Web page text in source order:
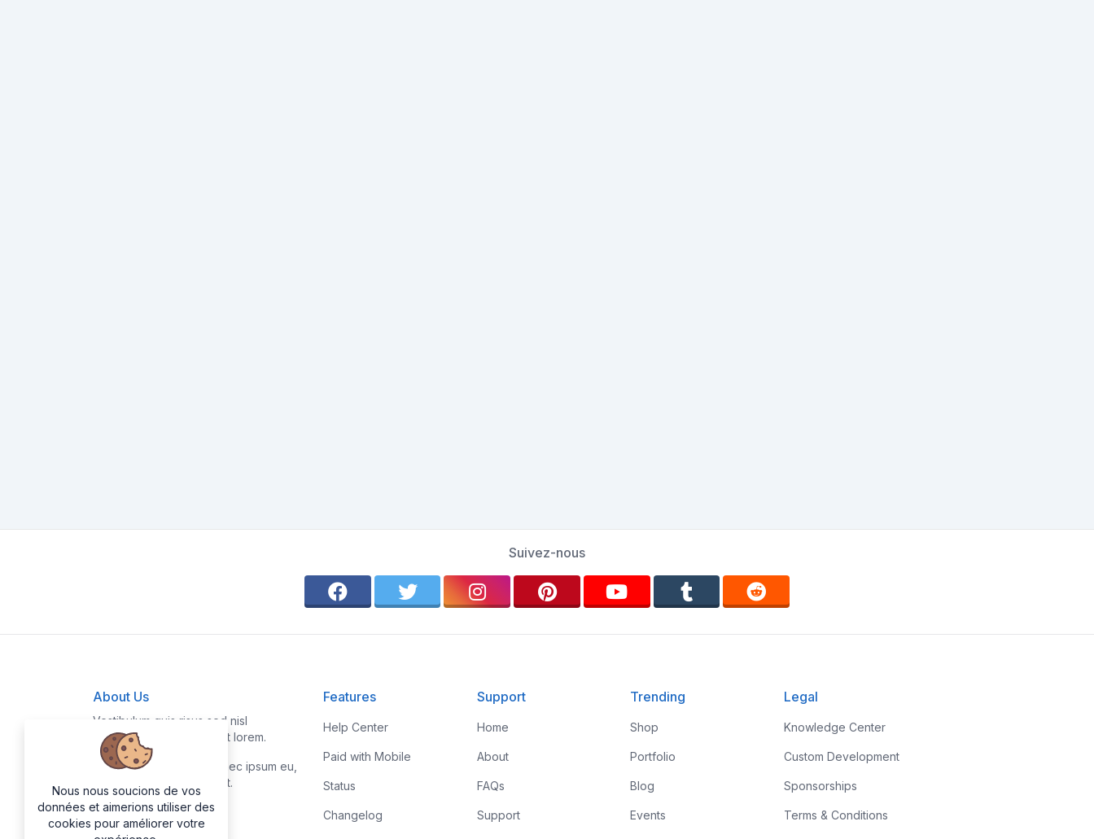
Suivez-nous
About Us
Vestibulum quis risus sed nisl
pellentesque aliquet et et lorem.
Fusce nibh nisl, gravida nec ipsum eu,
feugiat condimentum velit.
Features
Help Center
Paid with Mobile
Status
Changelog
Support
Home
About
FAQs
Support
Trending
Shop
Portfolio
Blog
Events
Legal
Knowledge Center
Custom Development
Sponsorships
Terms & Conditions
Nous nous soucions de vos
données et aimerions utiliser des
cookies pour améliorer votre